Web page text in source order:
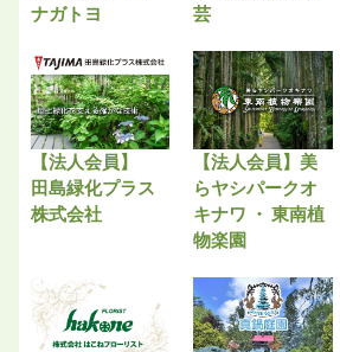
ナガトヨ
芸
【法人会員】
田島緑化プラス
株式会社
【法人会員】美
らヤシパークオ
キナワ ・ 東南植
物楽園